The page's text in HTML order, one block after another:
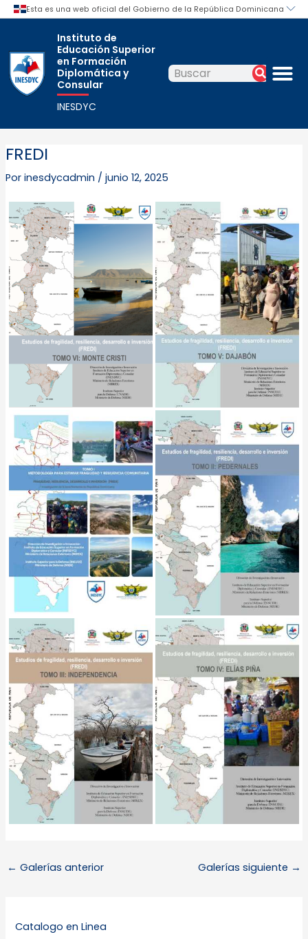
Instituto de
Educación Superior
en Formación
Diplomática y
Consular
INESDYC
Buscar Buscar
Catalogo en Linea
FREDI
Por inesdycadmin / junio 12, 2025
Navegación
← Galerías anterior Galerías siguiente →